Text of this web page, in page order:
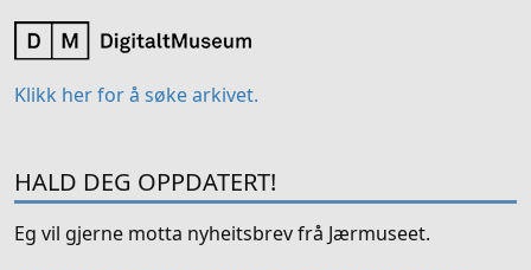
Klikk her for å søke arkivet.
HALD DEG OPPDATERT!
Eg vil gjerne motta nyheitsbrev frå Jærmuseet.